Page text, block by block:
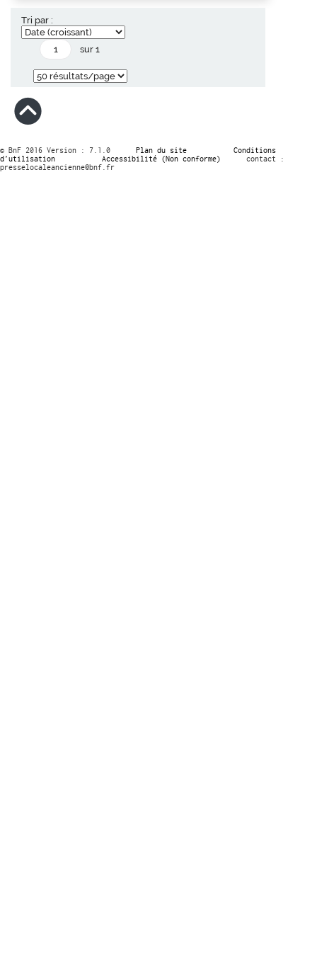
Tri par :
sur 1
© BnF 2016 Version : 7.1.0 Plan du site
Conditions
d’utilisation
Accessibilité (Non conforme)
contact :
presselocaleancienne@bnf.fr